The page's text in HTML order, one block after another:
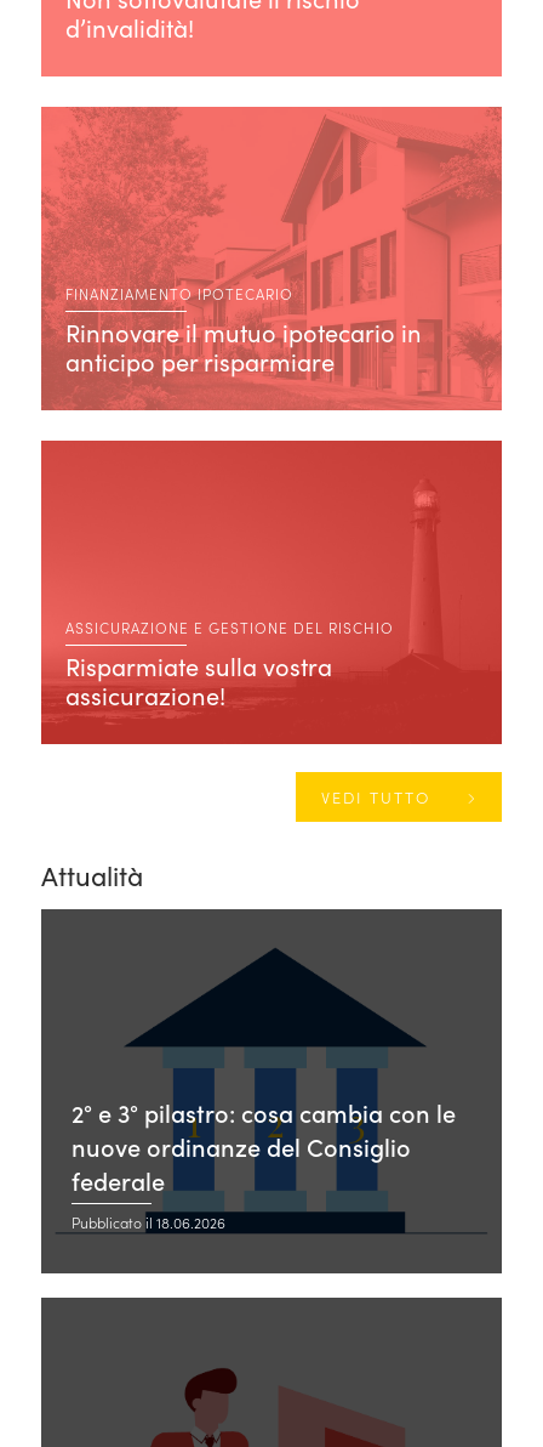
d’invalidità!
FINANZIAMENTO IPOTECARIO
Rinnovare il mutuo ipotecario in
anticipo per risparmiare
ASSICURAZIONE E GESTIONE DEL RISCHIO
Risparmiate sulla vostra
assicurazione!
VEDI TUTTO
Attualità
2° e 3° pilastro: cosa cambia con le
nuove ordinanze del Consiglio
federale
Pubblicato il 18.06.2026